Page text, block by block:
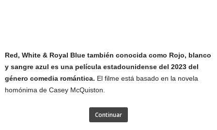
Red, White & Royal Blue también conocida como Rojo, blanco
y sangre azul es una película estadounidense del 2023 del
género comedia romántica. El filme está basado en la novela
homónima de Casey McQuiston.
Continuar